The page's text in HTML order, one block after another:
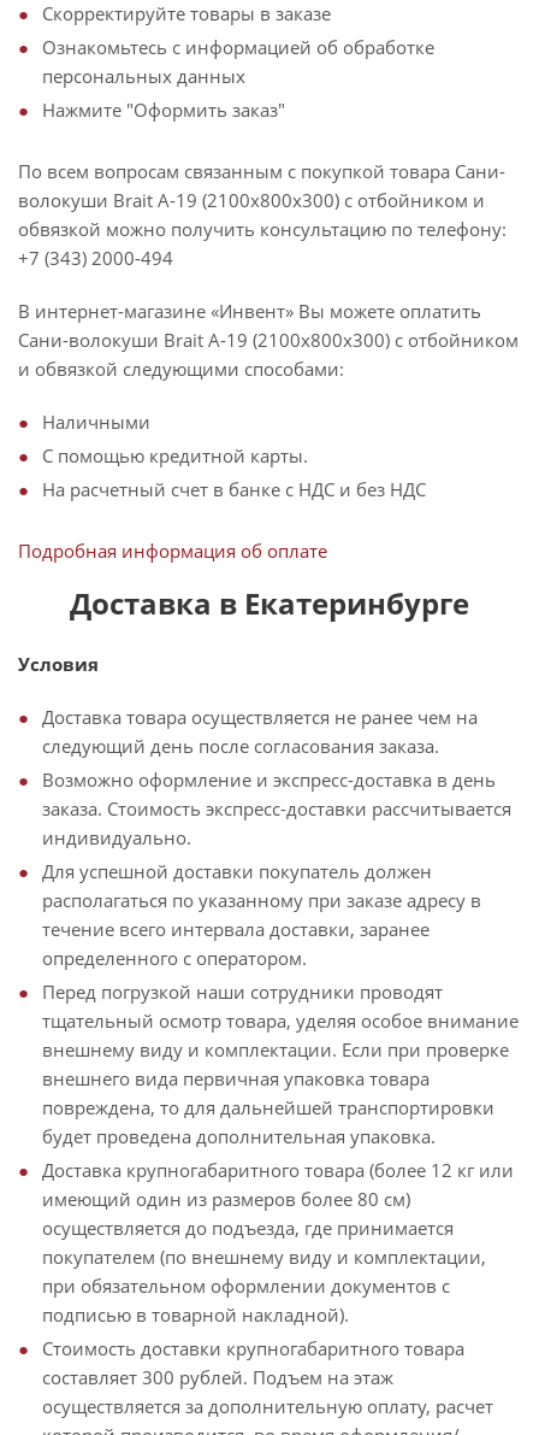
Скорректируйте товары в заказе
Ознакомьтесь с информацией об обработке
персональных данных
Нажмите "Оформить заказ"
По всем вопросам связанным с покупкой товара Сани-
волокуши Brait А-19 (2100х800х300) с отбойником и
обвязкой можно получить консультацию по телефону:
+7 (343) 2000-494
В интернет-магазине «Инвент» Вы можете оплатить
Сани-волокуши Brait А-19 (2100х800х300) с отбойником
и обвязкой следующими способами:
Наличными
С помощью кредитной карты.
На расчетный счет в банке с НДС и без НДС
Подробная информация об оплате
Доставка в Екатеринбурге
Условия
Доставка товара осуществляется не ранее чем на
следующий день после согласования заказа.
Возможно оформление и экспресс-доставка в день
заказа. Стоимость экспресс-доставки рассчитывается
индивидуально.
Для успешной доставки покупатель должен
располагаться по указанному при заказе адресу в
течение всего интервала доставки, заранее
определенного с оператором.
Перед погрузкой наши сотрудники проводят
тщательный осмотр товара, уделяя особое внимание
внешнему виду и комплектации. Если при проверке
внешнего вида первичная упаковка товара
повреждена, то для дальнейшей транспортировки
будет проведена дополнительная упаковка.
Доставка крупногабаритного товара (более 12 кг или
имеющий один из размеров более 80 см)
осуществляется до подъезда, где принимается
покупателем (по внешнему виду и комплектации,
при обязательном оформлении документов с
подписью в товарной накладной).
Стоимость доставки крупногабаритного товара
составляет 300 рублей. Подъем на этаж
осуществляется за дополнительную оплату, расчет